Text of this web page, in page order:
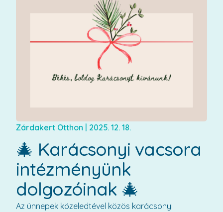
Zárdakert Otthon 2025. 12. 18.
🎄 Karácsonyi vacsora
intézményünk
dolgozóinak 🎄
Az ünnepek közeledtével közös karácsonyi